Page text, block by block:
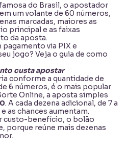
do Brasil, o apostador
um volante de 60 números,
marcadas, maiores as
principal e as faixas
da aposta.
via PIX e
jogo? Veja o guia de como
custa apostar
conforme a quantidade de
6 números, é o mais popular
Online, a aposta simples
. A cada dezena adicional, de 7 a
as chances aumentam.
custo-benefício, o bolão
porque reúne mais dezenas